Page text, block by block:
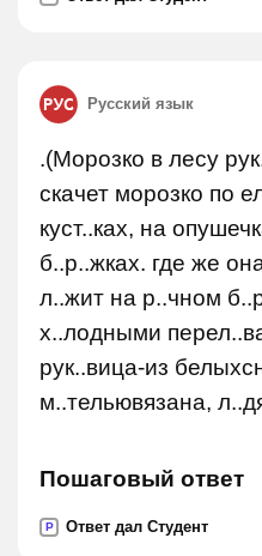
Русский язык
.(Морозко в лесу
скачет морозко по
куст..ках, на
б..р..жках. где же
л..жит на р..чном
х..лодными
рук..вица-из
м..тельювязана,
Пошаговый ответ
P Ответ дал Студент